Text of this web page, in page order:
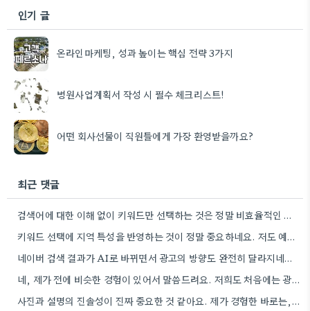
인기 글
온라인마케팅, 성과 높이는 핵심 전략 3가지
병원사업계획서 작성 시 필수 체크리스트!
어떤 회사선물이 직원들에게 가장 환영받을까요?
최근 댓글
검색어에 대한 이해 없이 키워드만 선택하는 것은 정말 비효율적인 방법인 것 같아요. 사용자들의 실제 검색…
키워드 선택에 지역 특성을 반영하는 것이 정말 중요하네요. 저도 예전에 비슷한 경험을 통해 전환율이 높아진…
네이버 검색 결과가 AI로 바뀌면서 광고의 방향도 완전히 달라지네요. 요약 정보와 자연스럽게 섞이는 광고 방식은…
네, 제가 전에 비슷한 경험이 있어서 말씀드려요. 저희도 처음에는 광고 비용만 많이 들어간 줄 알았는데,…
사진과 설명의 진솔성이 진짜 중요한 것 같아요. 제가 경험한 바로는, 꾸준히 좋은 후기를 남기는 게…